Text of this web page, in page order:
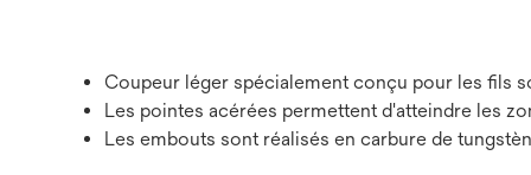
Coupeur léger spécialement conçu pour les fils
Les pointes acérées permettent d'atteindre les
Les embouts sont réalisés en carbure de